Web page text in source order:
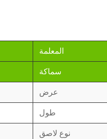
المعلمة
سماكة
عرض
طول
نوع لاصق